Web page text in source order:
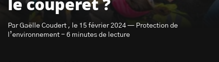
le couperet ?
Par Gaëlle Coudert , le 15 février 2024 — Protection de
l’environnement - 6 minutes de lecture